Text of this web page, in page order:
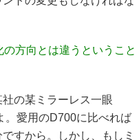
方向とは違うということ
の某ミラーレス一眼
。愛用のD700に比べれば
すから。しかし、もしミ